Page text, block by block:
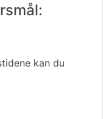
kan du